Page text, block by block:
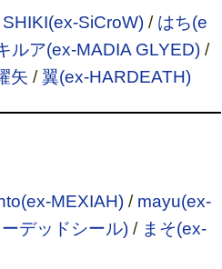
SHIKI(ex-SiCroW)/ はち(e
ルア(ex-MADIA GLYED)/
矢 /翼(ex-HARDEATH)
MEXIAH)/ mayu(ex-
デッドシール)/ まそ(ex-